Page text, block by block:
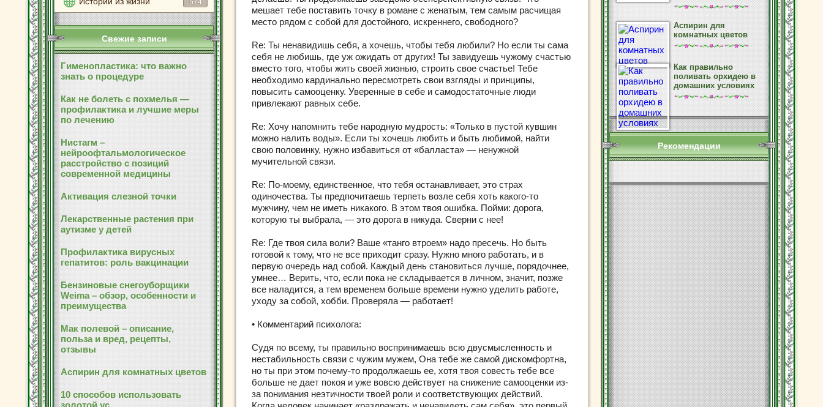
574
Свежие записи
Гименопластика: что важно
знать о процедуре
Как не болеть с похмелья —
профилактика и лучшие меры
по лечению
Нистагм –
нейроофтальмологическое
расстройство с позиций
современной медицины
Активация слезной точки
Лекарственные растения при
аутизме у детей
Профилактика вирусных
гепатитов: роль вакцинации
Бензиновые снегоуборщики
Weima – обзор, особенности и
преимущества
Мак полевой – описание,
польза и вред, рецепты,
отзывы
Аспирин для комнатных цветов
10 способов использовать
золотой ус
мешает тебе поставить точку в романе с женатым, тем самым расчищая
место рядом с собой для достойного, искреннего, свободного?
Re: Ты ненавидишь себя, а хочешь, чтобы тебя любили? Но если ты сама
себя не любишь, где уж ожидать от других! Ты завидуешь чужому счастью
вместо того, чтобы жить своей жизнью, строить свое счастье! Тебе
необходимо кардинально пересмотреть свои взгляды и принципы,
повысить самооценку. Уверенные в себе и самодостаточные люди
привлекают равных себе.
Re: Хочу напомнить тебе народную мудрость: «Только в пустой кувшин
можно налить воды». Если ты хочешь любить и быть любимой, найти
свою половинку, нужно избавиться от «балласта» — ненужной
мучительной связи.
Re: По-моему, единственное, что тебя останавливает, это страх
одиночества. Ты предпочитаешь терпеть возле себя хоть какого-то
мужчину, чем не иметь никакого. В этом твоя ошибка. Пойми: дорога,
которую ты выбрала, — это дорога в никуда. Сверни с нее!
Re: Где твоя сила воли? Ваше «танго втроем» надо пресечь. Но быть
готовой к тому, что не все приходит сразу. Нужно много работать, и в
первую очередь над собой. Каждый день становиться лучше, порядочнее,
умнее… Верить, что, если пока не складывается в личном, значит, позже
все наладится, а тем временем больше времени нужно уделить работе,
уходу за собой, хобби. Проверяла — работает!
• Комментарий психолога:
Судя по всему, ты правильно воспринимаешь всю двусмысленность и
нестабильность связи с чужим мужем, Она тебе же самой дискомфортна,
но ты при этом почему-то продолжаешь ее, хотя твоя совесть тебе все
больше не дает покоя и уже вовсю действует на снижение самооценки из-
за понимания неэтичности твоей роли и соответствующих действий.
Аспирин для
комнатных цветов
Как правильно
поливать орхидею в
домашних условиях
Рекомендации